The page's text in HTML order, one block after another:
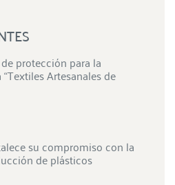
protección para la
Artesanales de
su compromiso con la
de plásticos